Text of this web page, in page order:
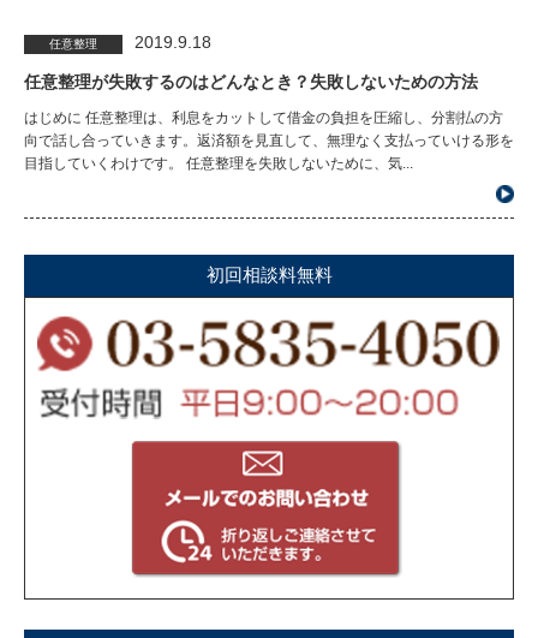
任意整理 2019.9.18
任意整理が失敗するのはどんなとき？失敗しないための方法
はじめに 任意整理は、利息をカットして借金の負担を圧縮し、分割払の方
向で話し合っていきます。返済額を見直して、無理なく支払っていける形を
目指していくわけです。 任意整理を失敗しないために、気...
初回相談料無料